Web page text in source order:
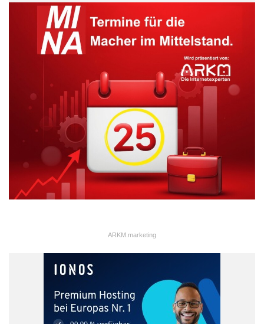
Smartphone-Nutzer zugeschnitten wurde. „Die Prepaid-
Kreditkarte erweist sich als eine nützliche Erweiterung des
Mobiltelefons, solange die NFC-Technologie noch nicht überall
angekommen ist“, erklärt Marc Dornsbach, Fachredakteur bei
Kreditkarte.net. Den 3. Platz in der Gesamtwertung sicherte
sich die ADAC ClubmobilKarte.
Auf Einsatzentgelte und Aufladegebühren achten
Aufgrund des Guthabenprinzips sind Prepaid-Kreditkarten für
fast jeden erhältlich – auch für Jugendliche, Auszubildende oder
Selbstständige. „Die Risiken dieser Kreditkarten sind in der
Regel überschaubar“, erläutert Marc Dornsbach weiter. „Wir
empfehlen jedoch, auf die Einsatzentgelte und Gebühren für
und Mobile-Payment-Systeme.
Fachportal Kreditkarte.net
ARKM.marketing